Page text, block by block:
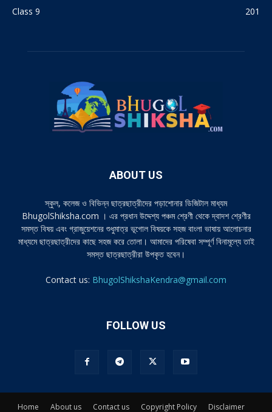
Class 9
201
ABOUT US
স্কুল, কলেজ ও বিভিন্ন ছাত্রছাত্রীদের পড়াশোনার ডিজিটাল মাধ্যম
BhugolShiksha.com । এর প্রধান উদ্দেশ্য পঞ্চম শ্রেণী থেকে দ্বাদশ শ্রেণীর
সমস্ত বিষয় এবং গ্রাজুয়েশনের শুধুমাত্র ভূগোল বিষয়কে সহজ বাংলা ভাষায় আলোচনার
মাধ্যমে ছাত্রছাত্রীদের কাছে সহজ করে তোলা। আমাদের পরিষেবা সম্পূর্ণ বিনামূল্যে তাই
সমস্ত ছাত্রছাত্রীরা উপকৃত হবেন।
Contact us: BhugolShikshaKendra@gmail.com
FOLLOW US
Home About us Contact us Copyright Policy Disclaimer